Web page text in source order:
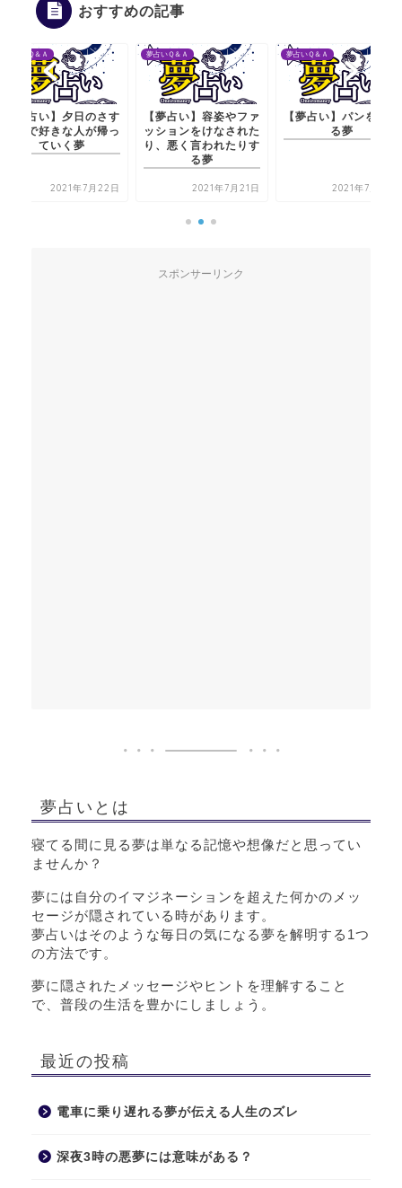
おすすめの記事
夢占いＱ＆Ａ
【夢占い】夕日のさす
部屋で好きな人が帰っ
ていく夢
2021年7月22日
夢占いＱ＆Ａ
【夢占い】容姿やファ
ッションをけなされた
り、悪く言われたりす
る夢
2021年7月21日
夢占いＱ＆Ａ
【夢占い】パンをあげ
る夢
2021年7月21日
スポンサーリンク
夢占いとは
寝てる間に見る夢は単なる記憶や想像だと思ってい
ませんか？
夢には自分のイマジネーションを超えた何かのメッ
セージが隠されている時があります。
夢占いはそのような毎日の気になる夢を解明する1つ
の方法です。
夢に隠されたメッセージやヒントを理解すること
で、普段の生活を豊かにしましょう。
最近の投稿
電車に乗り遅れる夢が伝える人生のズレ
深夜3時の悪夢には意味がある？